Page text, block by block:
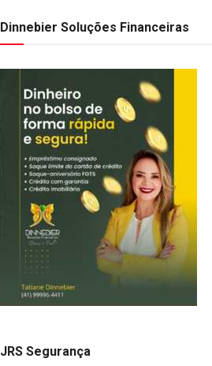
Dinnebier Soluções Financeiras
JRS Segurança